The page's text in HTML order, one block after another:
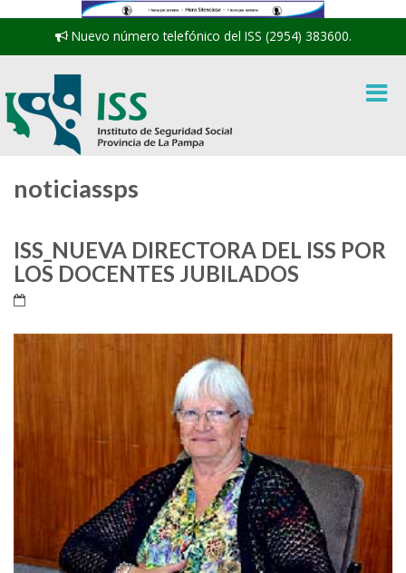
Nuevo número telefónico del ISS (2954) 383600.
noticiassps
ISS_NUEVA DIRECTORA DEL ISS POR
LOS DOCENTES JUBILADOS